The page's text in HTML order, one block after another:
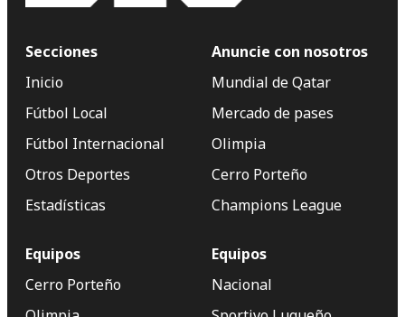
Secciones
Inicio
Fútbol Local
Fútbol Internacional
Otros Deportes
Estadísticas
Anuncie con nosotros
Mundial de Qatar
Mercado de pases
Olimpia
Cerro Porteño
Champions League
Equipos
Cerro Porteño
Equipos
Nacional